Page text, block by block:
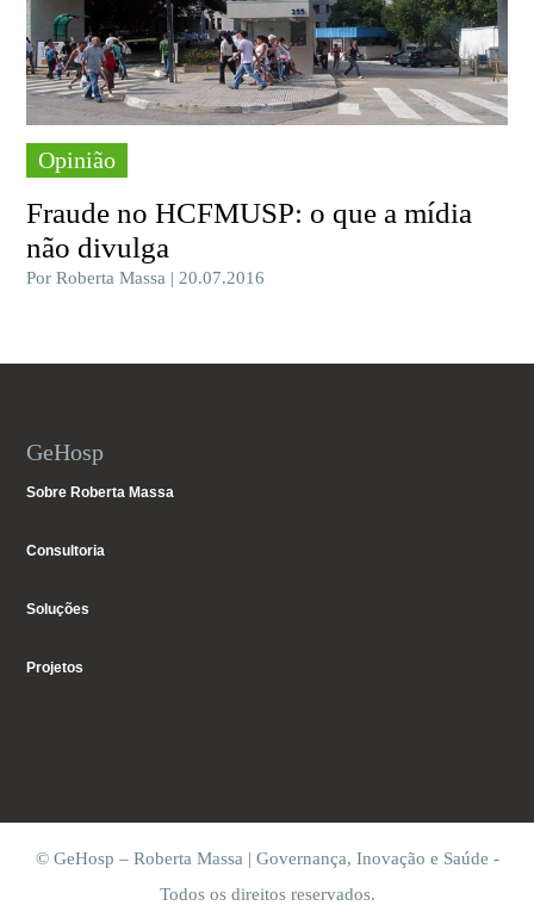
Opinião
Fraude no HCFMUSP: o que a mídia
não divulga
Por Roberta Massa | 20.07.2016
GeHosp
Sobre Roberta Massa
Consultoria
Soluções
Projetos
© GeHosp – Roberta Massa | Governança, Inovação e Saúde -
Todos os direitos reservados.